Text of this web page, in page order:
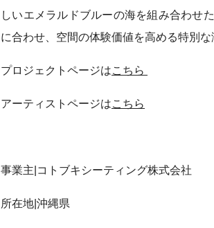
しいエメラルドブルーの海を組み合わせ
に合わせ、空間の体験価値を高める特別な
プロジェクトページはこちら
アーティストページはこちら
事業主|コトブキシーティング株式会社
所在地|沖縄県